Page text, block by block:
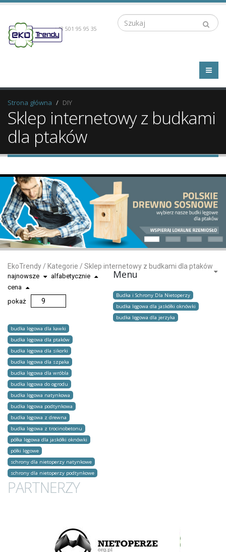
Szukaj
+48 501 95 95 35
Strona główna DIY
Sklep internetowy z budkami
dla ptaków
EkoTrendy/ Kategorie / Sklep internetowy z budkami dla ptaków
najnowsze
alfabetycznie
cena
pokaż
Menu
Budka i Schrony Dla Nietoperzy
budka lęgowa dla jaskółki oknówki
budka lęgowa dla jerzyka
budka lęgowa dla kawki
budka lęgowa dla ptaków
budka lęgowa dla sikorki
budka lęgowa dla szpaka
budka lęgowa dla wróbla
budka lęgowa do ogrodu
budka lęgowa natynkowa
budka lęgowa podtynkowa
budka lęgowa z drewna
budka lęgowa z trocinobetonu
półka lęgowa dla jaskółki oknówki
półki lęgowe
schrony dla nietoperzy natynkowe
schrony dla nietoperzy podtynkowe
PARTNERZY